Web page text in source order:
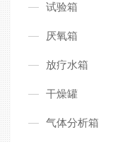
试验箱
厌氧箱
放疗水箱
干燥罐
气体分析箱